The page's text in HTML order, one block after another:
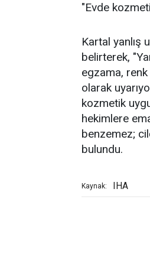
"Evde
Kartal yanlış
belirterek,
egzama,
olarak
kozmetik
hekimlere
benzemez;
bulundu.
Kaynak: IHA